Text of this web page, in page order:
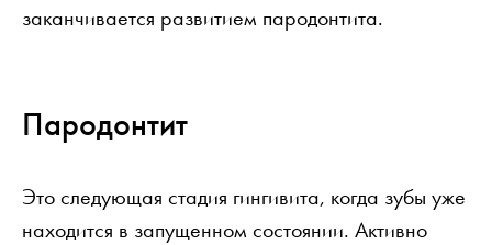
заканчивается развитием пародонтита.
Пародонтит
Это следующая стадия гингивита, когда зубы уже
находится в запущенном состоянии. Активно